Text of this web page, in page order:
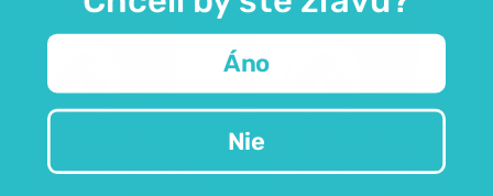
Prázdne kapsuly 2 -
Prázdne kapsuly 00 -
Áno
Nie